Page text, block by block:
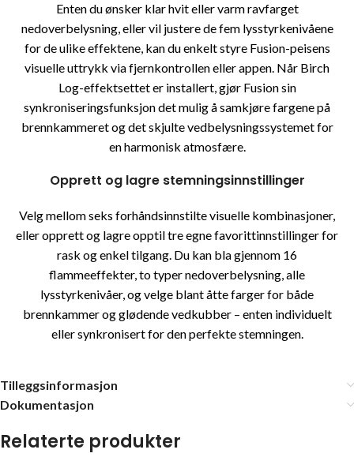
Enten du ønsker klar hvit eller varm ravfarget
nedoverbelysning, eller vil justere de fem lysstyrkenivåene
for de ulike effektene, kan du enkelt styre Fusion-peisens
visuelle uttrykk via fjernkontrollen eller appen. Når Birch
Log-effektsettet er installert, gjør Fusion sin
synkroniseringsfunksjon det mulig å samkjøre fargene på
brennkammeret og det skjulte vedbelysningssystemet for
en harmonisk atmosfære.
Opprett og lagre stemningsinnstillinger
Velg mellom seks forhåndsinnstilte visuelle kombinasjoner,
eller opprett og lagre opptil tre egne favorittinnstillinger for
rask og enkel tilgang. Du kan bla gjennom 16
flammeeffekter, to typer nedoverbelysning, alle
lysstyrkenivåer, og velge blant åtte farger for både
brennkammer og glødende vedkubber – enten individuelt
eller synkronisert for den perfekte stemningen.
Tilleggsinformasjon
Dokumentasjon
Relaterte produkter